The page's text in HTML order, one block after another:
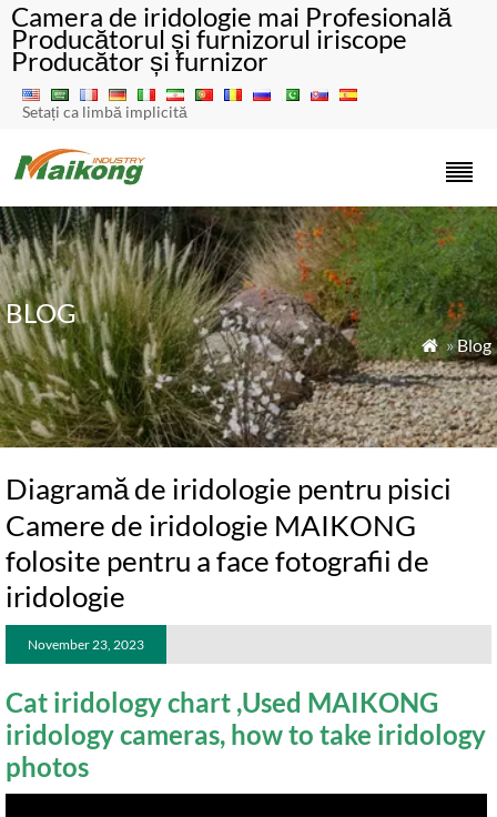
Camera de iridologie mai Profesională
Producătorul și furnizorul iriscope
Producător și furnizor
Setați ca limbă implicită
BLOG
 »Blog
Diagramă de iridologie pentru pisici
Camere de iridologie MAIKONG
folosite pentru a face fotografii de
iridologie
November 23, 2023
Cat iridology chart ,Used MAIKONG
iridology cameras, how to take iridology
photos